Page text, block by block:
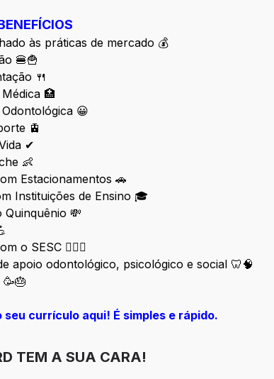
às práticas de mercado 💰
🍔🍟
🍴
🏥
😀
🚊
✔
👶
Estacionamentos 🚗
Instituições de Ensino 🎓
Quinquênio 💸
o SESC 🏊🏽‍♀️
apoio odontológico, psicológico e social 🦷🧠
seu currículo aqui! É simples e rápido.
TEM A SUA CARA!